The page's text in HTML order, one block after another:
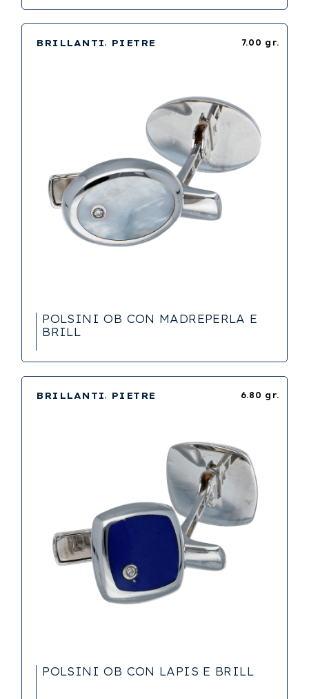
7.00 gr.
BRILLANTI PIETRE
POLSINI OB CON MADREPERLA E
BRILL
6.80 gr.
BRILLANTI PIETRE
POLSINI OB CON LAPIS E BRILL